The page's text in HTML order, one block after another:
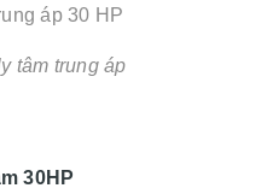
tâm trung áp
30HP